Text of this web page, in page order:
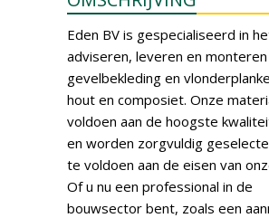
Eden BV is gespecialiseerd in
adviseren, leveren en monteren
gevelbekleding en
hout en composiet. Onze
voldoen aan de hoogste
en worden zorgvuldig
te voldoen aan de eisen van
Of u nu een professional in de
bouwsector bent, zoals een